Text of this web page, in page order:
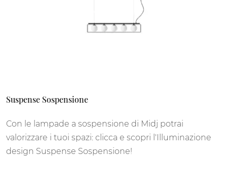
Suspense Sospensione
Con le lampade a sospensione di Midj potrai
valorizzare i tuoi spazi: clicca e scopri l'Illuminazione
design Suspense Sospensione!